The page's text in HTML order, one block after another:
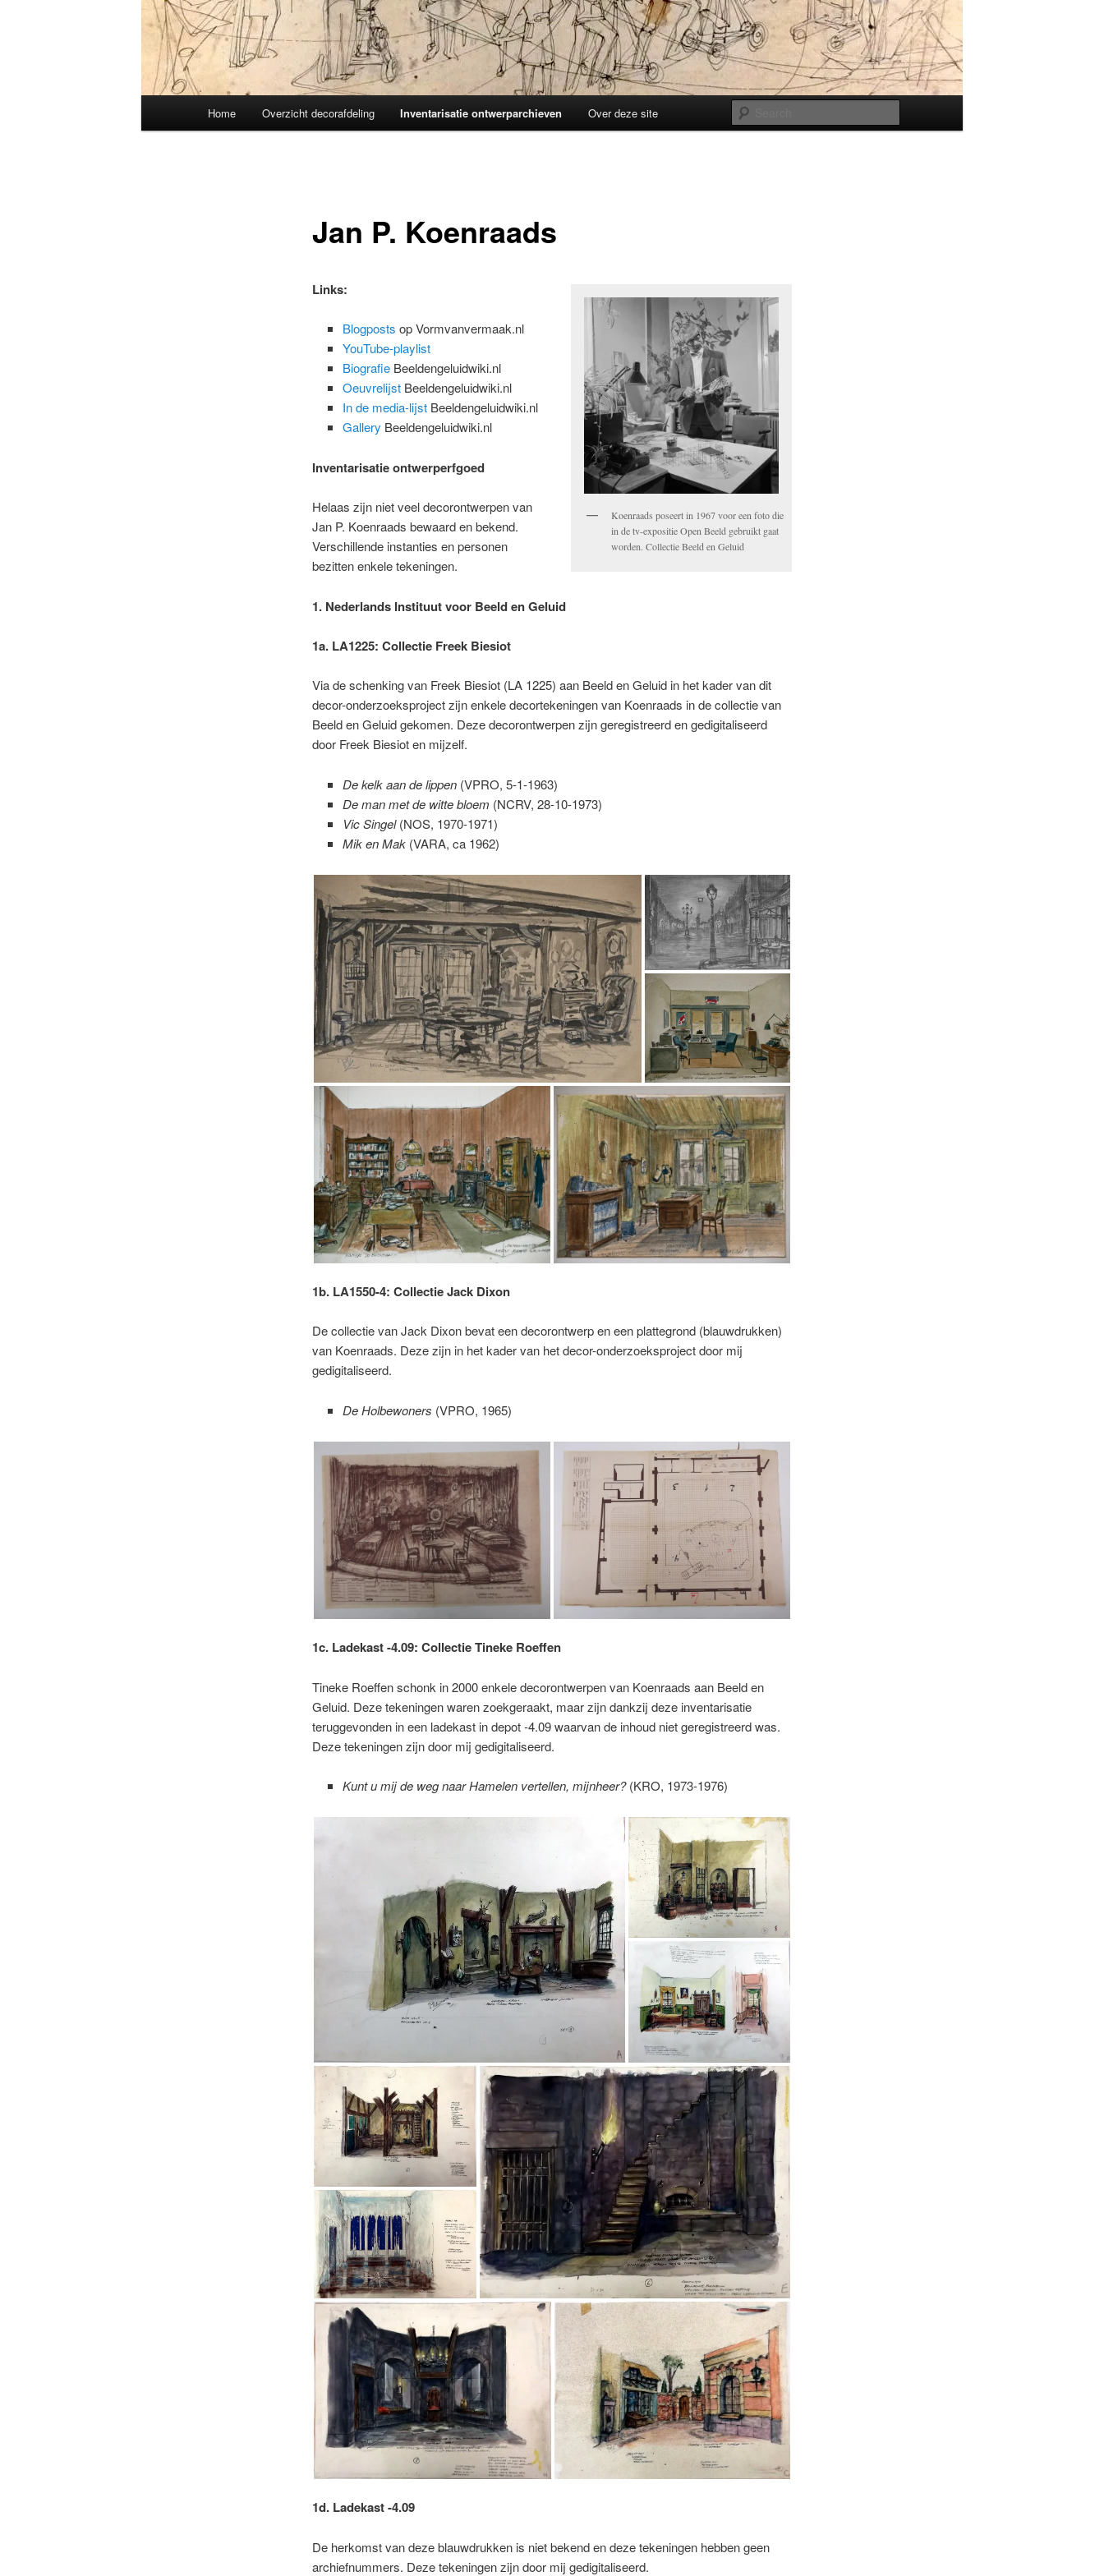
Home Overzicht decorafdeling Inventarisatie ontwerparchieven Over deze site
Jan P. Koenraads
Koenraads poseert in 1967 voor een foto die
in de tv-expositie Open Beeld gebruikt gaat
worden. Collectie Beeld en Geluid
Links:
Blogposts op Vormvanvermaak.nl
YouTube-playlist
Biografie Beeldengeluidwiki.nl
Oeuvrelijst Beeldengeluidwiki.nl
In de media-lijst Beeldengeluidwiki.nl
Gallery Beeldengeluidwiki.nl
Inventarisatie ontwerperfgoed
Helaas zijn niet veel decorontwerpen van
Jan P. Koenraads bewaard en bekend.
Verschillende instanties en personen
bezitten enkele tekeningen.
1. Nederlands Instituut voor Beeld en Geluid
1a. LA1225: Collectie Freek Biesiot
Via de schenking van Freek Biesiot (LA 1225) aan Beeld en Geluid in het kader van dit
decor-onderzoeksproject zijn enkele decortekeningen van Koenraads in de collectie van
Beeld en Geluid gekomen. Deze decorontwerpen zijn geregistreerd en gedigitaliseerd
door Freek Biesiot en mijzelf.
De kelk aan de lippen (VPRO, 5-1-1963)
De man met de witte bloem (NCRV, 28-10-1973)
Vic Singel(NOS, 1970-1971)
Mik en Mak (VARA, ca 1962)
1b. LA1550-4: Collectie Jack Dixon
De collectie van Jack Dixon bevat een decorontwerp en een plattegrond (blauwdrukken)
van Koenraads. Deze zijn in het kader van het decor-onderzoeksproject door mij
gedigitaliseerd.
De Holbewoners (VPRO, 1965)
1c. Ladekast -4.09: Collectie Tineke Roeffen
Tineke Roeffen schonk in 2000 enkele decorontwerpen van Koenraads aan Beeld en
Geluid. Deze tekeningen waren zoekgeraakt, maar zijn dankzij deze inventarisatie
teruggevonden in een ladekast in depot -4.09 waarvan de inhoud niet geregistreerd was.
Deze tekeningen zijn door mij gedigitaliseerd.
Kunt u mij de weg naar Hamelen vertellen, mijnheer?(KRO, 1973-1976)
1d. Ladekast -4.09
De herkomst van deze blauwdrukken is niet bekend en deze tekeningen hebben geen
archiefnummers. Deze tekeningen zijn door mij gedigitaliseerd.